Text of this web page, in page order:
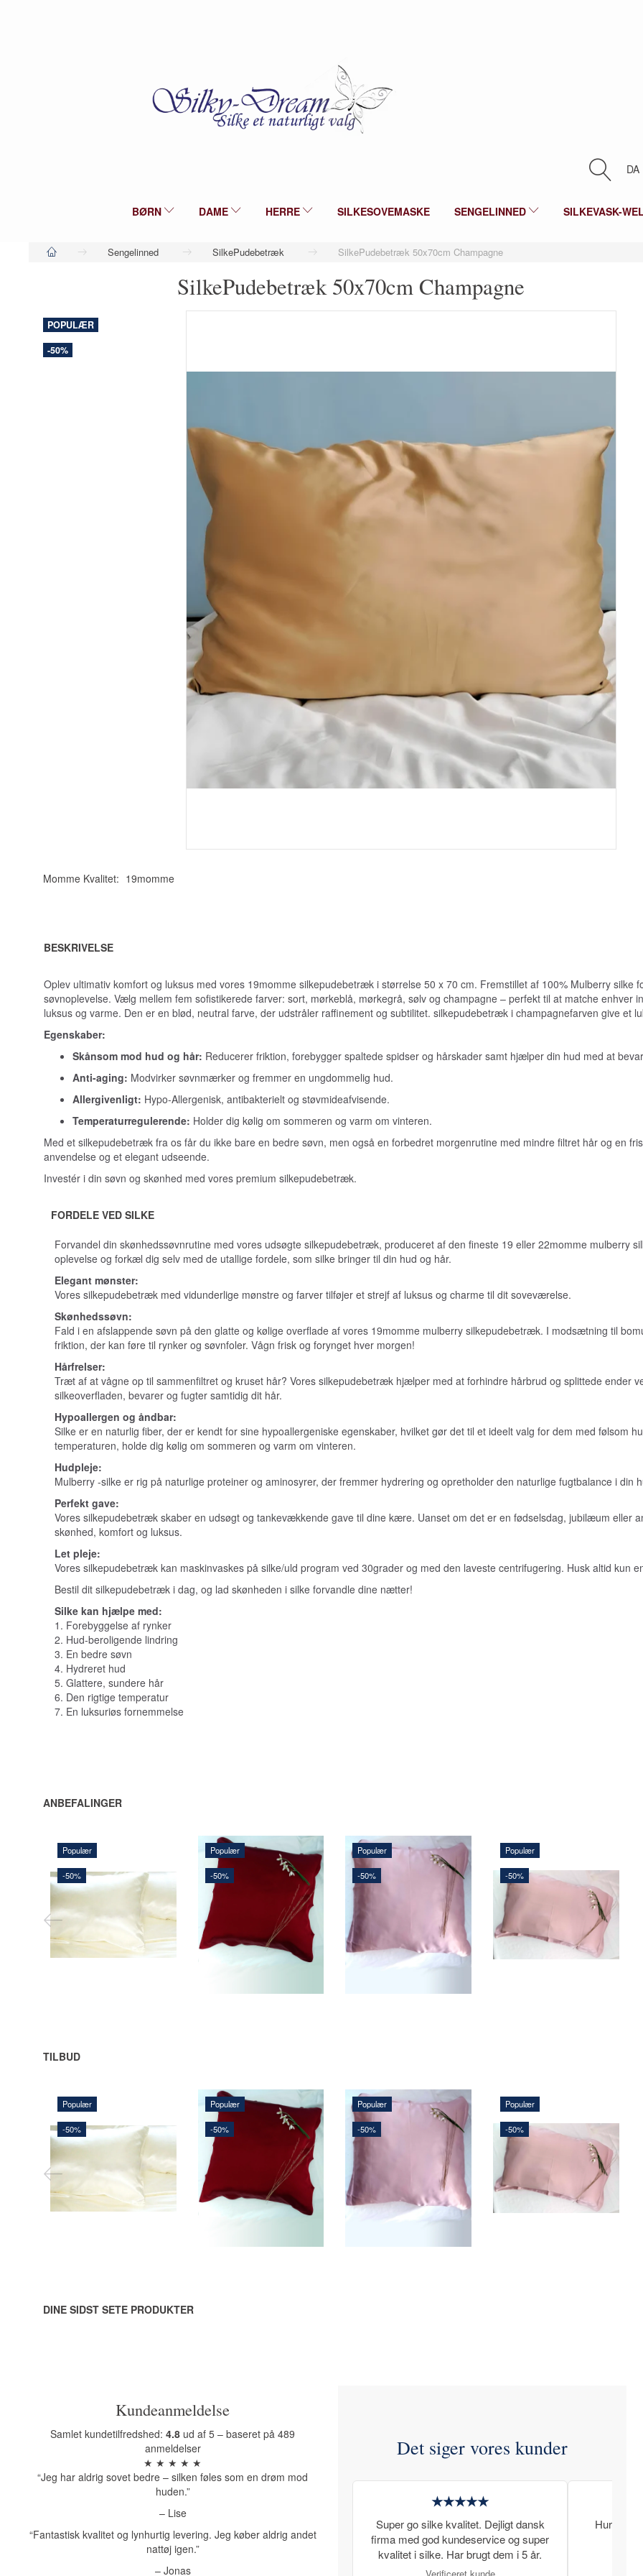
DA
BØRN DAME HERRE SILKESOVEMASKE SENGELINNED SILKEVASK-
Sengelinned SilkePudebetræk SilkePudebetræk 50x70cm Champagne
SilkePudebetræk 50x70cm Champagne
POPULÆR
-50%
Momme Kvalitet: 19momme
BESKRIVELSE
Oplev ultimativ komfort og luksus med vores 19momme silkepudebetræk i størrelse 50 x 70 cm. Fremstillet af 100% Mulberry silke
søvnoplevelse. Vælg mellem fem sofistikerede farver: sort, mørkeblå, mørkegrå, sølv og champagne – perfekt til at matche enhver
luksus og varme. Den er en blød, neutral farve, der udstråler raffinement og subtilitet. silkepudebetræk i champagnefarven give et
Egenskaber:
Skånsom mod hud og hår: Reducerer friktion, forebygger spaltede spidser og hårskader samt hjælper din hud med at
Anti-aging: Modvirker søvnmærker og fremmer en ungdommelig hud.
Allergivenligt: Hypo-Allergenisk, antibakterielt og støvmideafvisende.
Temperaturregulerende: Holder dig kølig om sommeren og varm om vinteren.
Med et silkepudebetræk fra os får du ikke bare en bedre søvn, men også en forbedret morgenrutine med mindre filtret hår og en
anvendelse og et elegant udseende.
Investér i din søvn og skønhed med vores premium silkepudebetræk.
FORDELE VED SILKE
Forvandel din skønhedssøvnrutine med vores udsøgte silkepudebetræk, produceret af den fineste 19 eller 22momme mulberry
oplevelse og forkæl dig selv med de utallige fordele, som silke bringer til din hud og hår.
Elegant mønster:
Vores silkepudebetræk med vidunderlige mønstre og farver tilføjer et strejf af luksus og charme til dit soveværelse.
Skønhedssøvn:
Fald i en afslappende søvn på den glatte og kølige overflade af vores 19momme mulberry silkepudebetræk. I modsætning til
friktion, der kan føre til rynker og søvnfoler. Vågn frisk og forynget hver morgen!
Hårfrelser:
Træt af at vågne op til sammenfiltret og kruset hår? Vores silkepudebetræk hjælper med at forhindre hårbrud og splittede ender
silkeoverfladen, bevarer og fugter samtidig dit hår.
Hypoallergen og åndbar:
Silke er en naturlig fiber, der er kendt for sine hypoallergeniske egenskaber, hvilket gør det til et ideelt valg for dem med følsom
temperaturen, holde dig kølig om sommeren og varm om vinteren.
Hudpleje:
Mulberry -silke er rig på naturlige proteiner og aminosyrer, der fremmer hydrering og opretholder den naturlige fugtbalance i din
Perfekt gave:
Vores silkepudebetræk skaber en udsøgt og tankevækkende gave til dine kære. Uanset om det er en fødselsdag, jubilæum eller
skønhed, komfort og luksus.
Let pleje:
Vores silkepudebetræk kan maskinvaskes på silke/uld program ved 30grader og med den laveste centrifugering. Husk altid kun
Bestil dit silkepudebetræk i dag, og lad skønheden i silke forvandle dine nætter!
Silke kan hjælpe med:
1. Forebyggelse af rynker
2. Hud-beroligende lindring
3. En bedre søvn
4. Hydreret hud
5. Glattere, sundere hår
6. Den rigtige temperatur
7. En luksuriøs fornemmelse
ANBEFALINGER
Populær
-50%
202,50 DKK
405,00 DKK
Du sparer: 202,50 DKK
Populær
-50%
292,50 DKK
585,00 DKK
Du sparer: 292,50 DKK
Populær
-50%
292,50 DKK
Du sparer: 292,50 DKK
Populær
-50%
231,00 DKK
462,00 DKK
Du sparer: 231,00 DKK
TILBUD
Populær
-50%
202,50 DKK
405,00 DKK
Du sparer:202,50 DKK
Populær
-50%
292,50 DKK
585,00 DKK
Du sparer: 292,50 DKK
Populær
-50%
292,50 DKK
Du sparer: 292,50 DKK
Populær
-50%
231,00 DKK
462,00 DKK
Du sparer: 231,00 DKK
DINE SIDST SETE PRODUKTER
Kundeanmeldelse
Samlet kundetilfredshed:4.8 ud af 5 – baseret på 489
anmeldelser
★ ★ ★ ★ ★
“Jeg har aldrig sovet bedre – silken føles som en drøm mod
huden.”
– Lise
“Fantastisk kvalitet og lynhurtig levering. Jeg køber aldrig andet
nattøj igen.”
– Jonas
Det siger vores kunder
★★★★★
Super go silke kvalitet. Dejligt dansk
firma med god kundeservice og super
kvalitet i silke. Har brugt dem i 5 år.
Hurtig